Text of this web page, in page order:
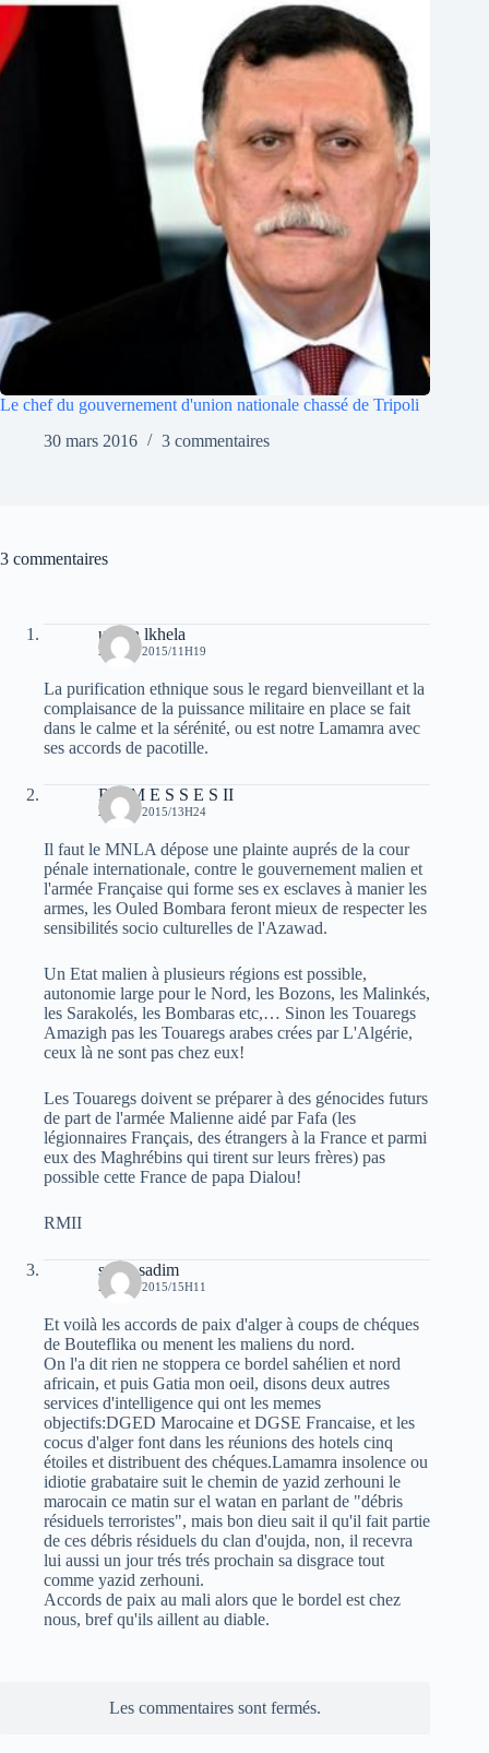
Le chef du gouvernement d'union nationale chassé de Tripoli
30 mars 2016
3 commentaires
3 commentaires
uchen lkhela
23 MAI 2015/11H19
La purification ethnique sous le regard bienveillant et la
complaisance de la puissance militaire en place se fait
dans le calme et la sérénité, ou est notre Lamamra avec
ses accords de pacotille.
R A M E S S E S II
23 MAI 2015/13H24
Il faut le MNLA dépose une plainte auprés de la cour
pénale internationale, contre le gouvernement malien et
l'armée Française qui forme ses ex esclaves à manier les
armes, les Ouled Bombara feront mieux de respecter les
sensibilités socio culturelles de l'Azawad.
Un Etat malien à plusieurs régions est possible,
autonomie large pour le Nord, les Bozons, les Malinkés,
les Sarakolés, les Bombaras etc,… Sinon les Touaregs
Amazigh pas les Touaregs arabes crées par L'Algérie,
ceux là ne sont pas chez eux!
Les Touaregs doivent se préparer à des génocides futurs
de part de l'armée Malienne aidé par Fafa (les
légionnaires Français, des étrangers à la France et parmi
eux des Maghrébins qui tirent sur leurs frères) pas
possible cette France de papa Dialou!
RMII
sarah sadim
23 MAI 2015/15H11
Et voilà les accords de paix d'alger à coups de chéques
de Bouteflika ou menent les maliens du nord.
On l'a dit rien ne stoppera ce bordel sahélien et nord
africain, et puis Gatia mon oeil, disons deux autres
services d'intelligence qui ont les memes
objectifs:DGED Marocaine et DGSE Francaise, et les
cocus d'alger font dans les réunions des hotels cinq
étoiles et distribuent des chéques.Lamamra insolence ou
idiotie grabataire suit le chemin de yazid zerhouni le
marocain ce matin sur el watan en parlant de "débris
résiduels terroristes", mais bon dieu sait il qu'il fait partie
de ces débris résiduels du clan d'oujda, non, il recevra
lui aussi un jour trés trés prochain sa disgrace tout
comme yazid zerhouni.
Accords de paix au mali alors que le bordel est chez
nous, bref qu'ils aillent au diable.
Les commentaires sont fermés.